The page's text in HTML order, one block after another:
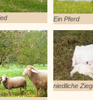
Ein Pferd
niedliche